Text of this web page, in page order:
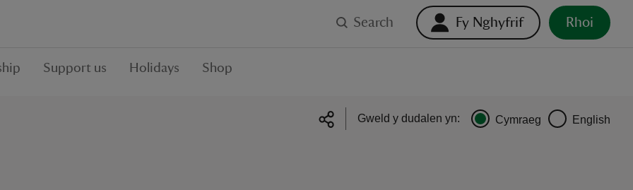
Search Fy Nghyfrif Rhoi
Support us Holidays Shop
Gweld y dudalen yn: Cymraeg English